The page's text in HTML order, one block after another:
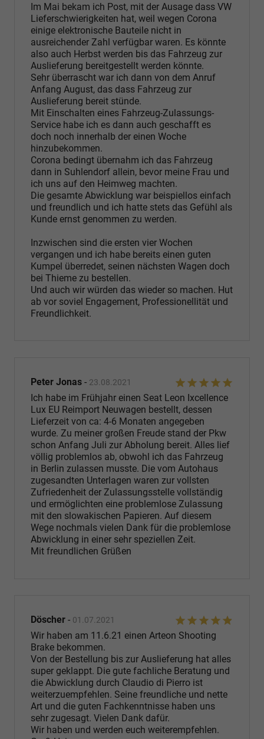
Im Mai bekam ich Post, mit der Ausage dass VW
Lieferschwierigkeiten hat, weil wegen Corona
einige elektronische Bauteile nicht in
ausreichender Zahl verfügbar waren. Es könnte
also auch Herbst werden bis das Fahrzeug zur
Auslieferung bereitgestellt werden könnte.
Sehr überrascht war ich dann von dem Anruf
Anfang August, das dass Fahrzeug zur
Auslieferung bereit stünde.
Mit Einschalten eines Fahrzeug-Zulassungs-
Service habe ich es dann auch geschafft es
doch noch innerhalb der einen Woche
hinzubekommen.
Corona bedingt übernahm ich das Fahrzeug
dann in Suhlendorf allein, bevor meine Frau und
ich uns auf den Heimweg machten.
Die gesamte Abwicklung war beispiellos einfach
und freundlich und ich hatte stets das Gefühl als
Kunde ernst genommen zu werden.
Inzwischen sind die ersten vier Wochen
vergangen und ich habe bereits einen guten
Kumpel überredet, seinen nächsten Wagen doch
bei Thieme zu bestellen.
Und auch wir würden das wieder so machen. Hut
ab vor soviel Engagement, Professionellität und
Freundlichkeit.
Peter Jonas - 23.08.2021
Ich habe im Frühjahr einen Seat Leon Ixcellence
Lux EU Reimport Neuwagen bestellt, dessen
Lieferzeit von ca: 4-6 Monaten angegeben
wurde. Zu meiner großen Freude stand der Pkw
schon Anfang Juli zur Abholung bereit. Alles lief
völlig problemlos ab, obwohl ich das Fahrzeug
in Berlin zulassen musste. Die vom Autohaus
zugesandten Unterlagen waren zur vollsten
Zufriedenheit der Zulassungsstelle vollständig
und ermöglichten eine problemlose Zulassung
mit den slowakischen Papieren. Auf diesem
Wege nochmals vielen Dank für die problemlose
Abwicklung in einer sehr speziellen Zeit.
Mit freundlichen Grüßen
Döscher - 01.07.2021
Wir haben am 11.6.21 einen Arteon Shooting
Brake bekommen.
Von der Bestellung bis zur Auslieferung hat alles
super geklappt. Die gute fachliche Beratung und
die Abwicklung durch Claudio di Pierro ist
weiterzuempfehlen. Seine freundliche und nette
Art und die guten Fachkenntnisse haben uns
sehr zugesagt. Vielen Dank dafür.
Wir haben und werden euch weiterempfehlen.